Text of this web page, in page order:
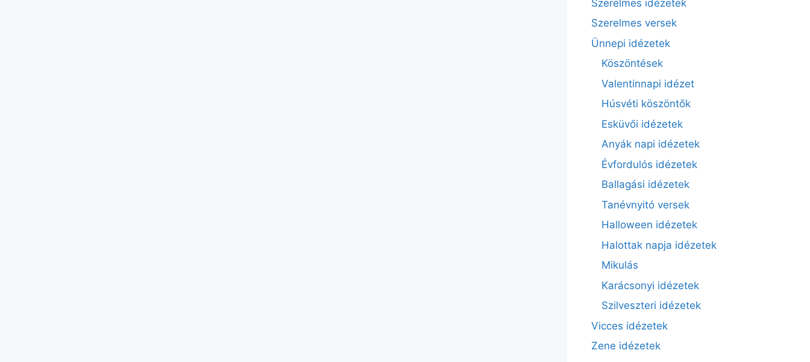
Szerelmes idézetek
Szerelmes versek
Ünnepi idézetek
Köszöntések
Valentinnapi idézet
Húsvéti köszöntők
Esküvői idézetek
Anyák napi idézetek
Évfordulós idézetek
Ballagási idézetek
Tanévnyitó versek
Halloween idézetek
Halottak napja idézetek
Mikulás
Karácsonyi idézetek
Szilveszteri idézetek
Vicces idézetek
Zene idézetek